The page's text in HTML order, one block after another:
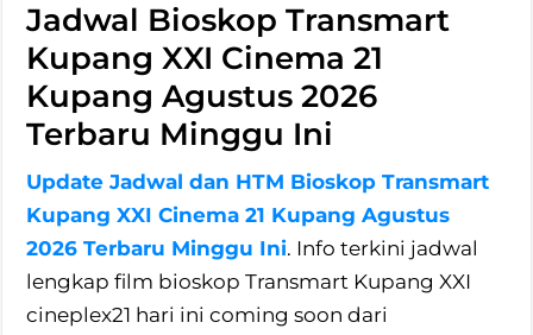
Jadwal Bioskop Transmart
Kupang XXI Cinema 21
Kupang Agustus 2026
Terbaru Minggu Ini
Update Jadwal dan HTM Bioskop Transmart
Kupang XXI Cinema 21 Kupang Agustus
2026 Terbaru Minggu Ini. Info terkini jadwal
lengkap film bioskop Transmart Kupang XXI
cineplex21 hari ini coming soon dari